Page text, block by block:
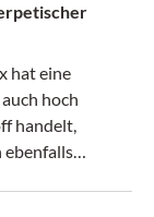
hat eine
hoch
handelt,